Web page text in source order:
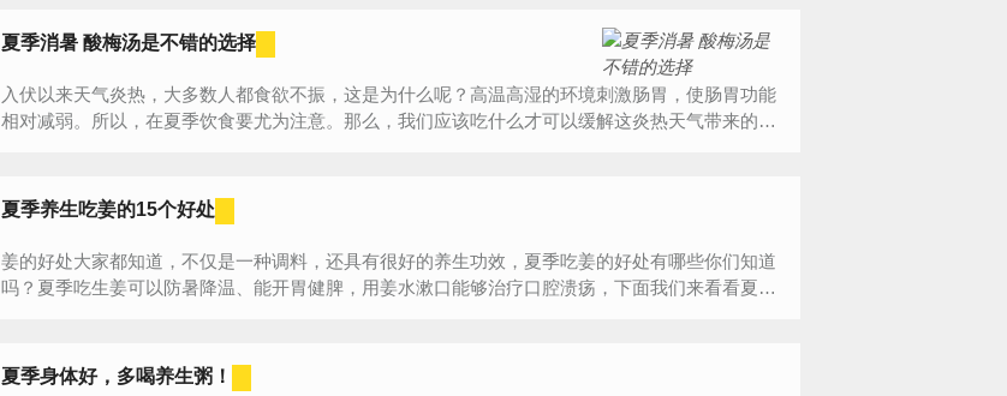
夏季消暑 酸梅汤是不错的选择
入伏以来天气炎热，大多数人都食欲不振，这是为什么呢？高温高湿的环境刺激肠胃，使肠胃功能
相对减弱。所以，在夏季饮食要尤为注意。那么，我们应该吃什么才可以缓解这炎热天气带来的
夏季养生吃姜的15个好处
姜的好处大家都知道，不仅是一种调料，还具有很好的养生功效，夏季吃姜的好处有哪些你们知道
吗？夏季吃生姜可以防暑降温、能开胃健脾，用姜水漱口能够治疗口腔溃疡，下面我们来看看夏
夏季身体好，多喝养生粥！